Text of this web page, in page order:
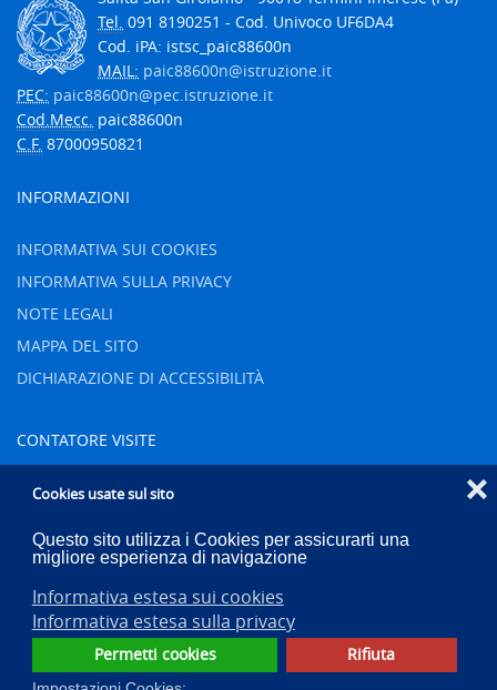
Cookies usate sul sito
Questo sito utilizza i Cookies per assicurarti una
migliore esperienza di navigazione
Informativa estesa sui cookies
Informativa estesa sulla privacy
Permetti cookies Rifiuta
❌
Tel. 091 8190251 - Cod. Univoco UF6DA4
Cod. iPA: istsc_paic88600n
MAIL: paic88600n@istruzione.it
PEC: paic88600n@pec.istruzione.it
Cod.Mecc. paic88600n
C.F. 87000950821
INFORMAZIONI
INFORMATIVA SUI COOKIES
INFORMATIVA SULLA PRIVACY
NOTE LEGALI
MAPPA DEL SITO
DICHIARAZIONE DI ACCESSIBILITÀ
CONTATORE VISITE
Oggi
10
Settimana
Mese
Totale